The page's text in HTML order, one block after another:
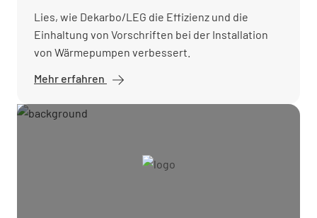
Lies, wie Dekarbo/LEG die Effizienz und die
Einhaltung von Vorschriften bei der Installation
von Wärmepumpen verbessert.
Mehr erfahren